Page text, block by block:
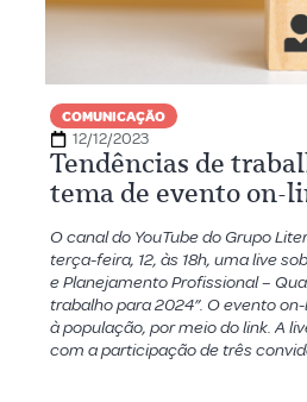
COMUNICAÇÃO
12/12/2023
Tendências de
tema de evento on-
O canal do YouTube do Grupo
terça-feira, 12, às 18h, uma live
e Planejamento Profissional –
trabalho para 2024”. O evento
à população, por meio do link. A
com a participação de três